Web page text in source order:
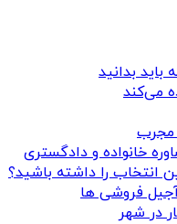
می‌کند
مجرب
خانواده و دادگستری
انتخاب را داشته باشید؟
فروشی ها
در شهر